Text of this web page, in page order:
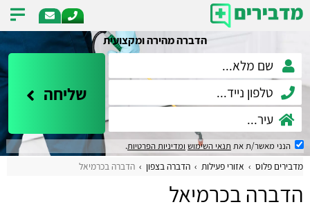
הדברה מהירה ומקצועית
שליחה
הנני מאשר/ת את תנאי השימוש ומדיניות הפרטיות.
מדבירים פלוס אזורי פעילות הדברה בצפון הדברה בכרמיאל
הדברה בכרמיאל